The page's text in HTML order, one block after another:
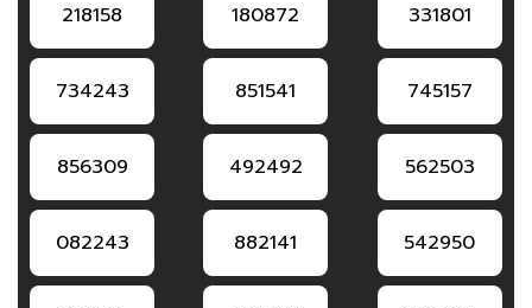
218158 180872 331801
734243 851541 745157
856309 492492 562503
082243 882141 542950